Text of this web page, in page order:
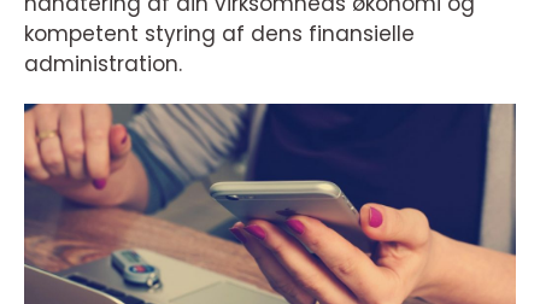
kompetent styring af dens finansielle
administration.